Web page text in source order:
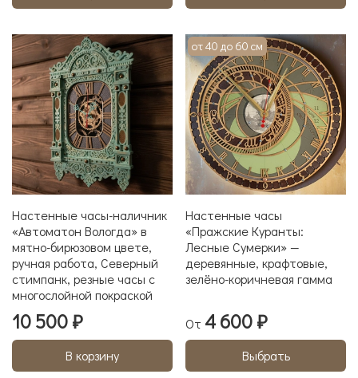
Настенные часы-наличник
«Автоматон Вологда» в
мятно-бирюзовом цвете,
ручная работа, Северный
стимпанк, резные часы с
многослойной покраской
10 500 ₽
В корзину
от 40 до 60 см
Настенные часы
«Пражские Куранты:
Лесные Сумерки» —
деревянные, крафтовые,
зелёно-коричневая гамма
От 4 600 ₽
Выбрать